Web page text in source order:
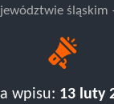
śląskim
wpisu: 13 luty